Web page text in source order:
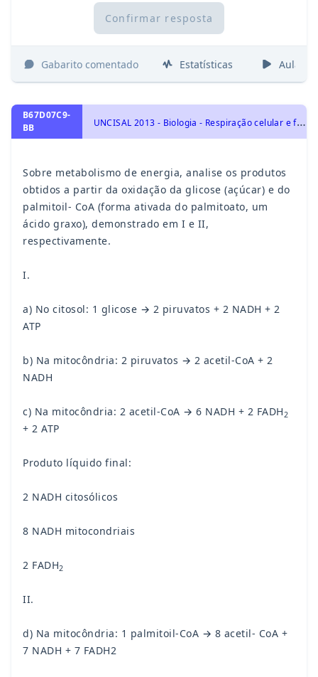
Confirmar resposta
Gabarito comentado Estatísticas Aulas
B67D07C9-
BB
U
NCISAL 2013 - Biologia - Respiração celular e fermentação, Moléculas, células e tecidos
Sobre metabolismo de energia, analise os produtos
obtidos a partir da oxidação da glicose (açúcar) e do
palmitoil- CoA (forma ativada do palmitoato, um
ácido graxo), demonstrado em I e II,
respectivamente.
I.
a) No citosol: 1 glicose → 2 piruvatos + 2 NADH + 2
ATP
b) Na mitocôndria: 2 piruvatos → 2 acetil-CoA + 2
NADH
c) Na mitocôndria: 2 acetil-CoA → 6 NADH + 2 FADH2
+ 2 ATP
Produto líquido final:
2 NADH citosólicos
8 NADH mitocondriais
2 FADH2
II.
d) Na mitocôndria: 1 palmitoil-CoA → 8 acetil- CoA +
7 NADH + 7 FADH2